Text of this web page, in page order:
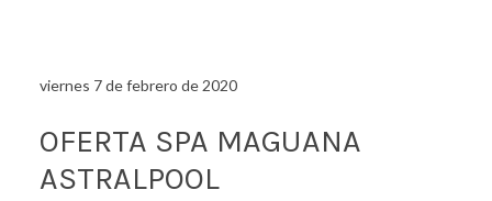
viernes 7 de febrero de 2020
OFERTA SPA MAGUANA
ASTRALPOOL